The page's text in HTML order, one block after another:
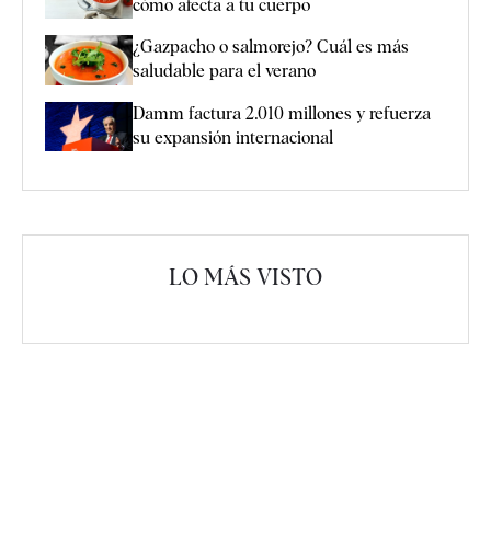
cómo afecta a tu cuerpo
¿Gazpacho o salmorejo? Cuál es más
saludable para el verano
Damm factura 2.010 millones y refuerza
su expansión internacional
LO MÁS VISTO